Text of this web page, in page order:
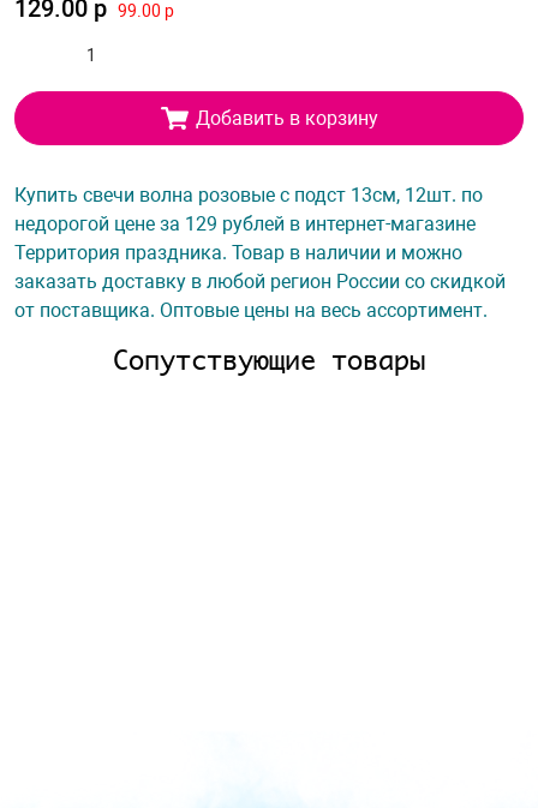
129.00 р 99.00 р
Добавить в корзину
Купить свечи волна розовые с подст 13см, 12шт. по
недорогой цене за 129 рублей в интернет-магазине
Территория праздника. Товар в наличии и можно
заказать доставку в любой регион России со скидкой
от поставщика. Оптовые цены на весь ассортимент.
Сопутствующие товары